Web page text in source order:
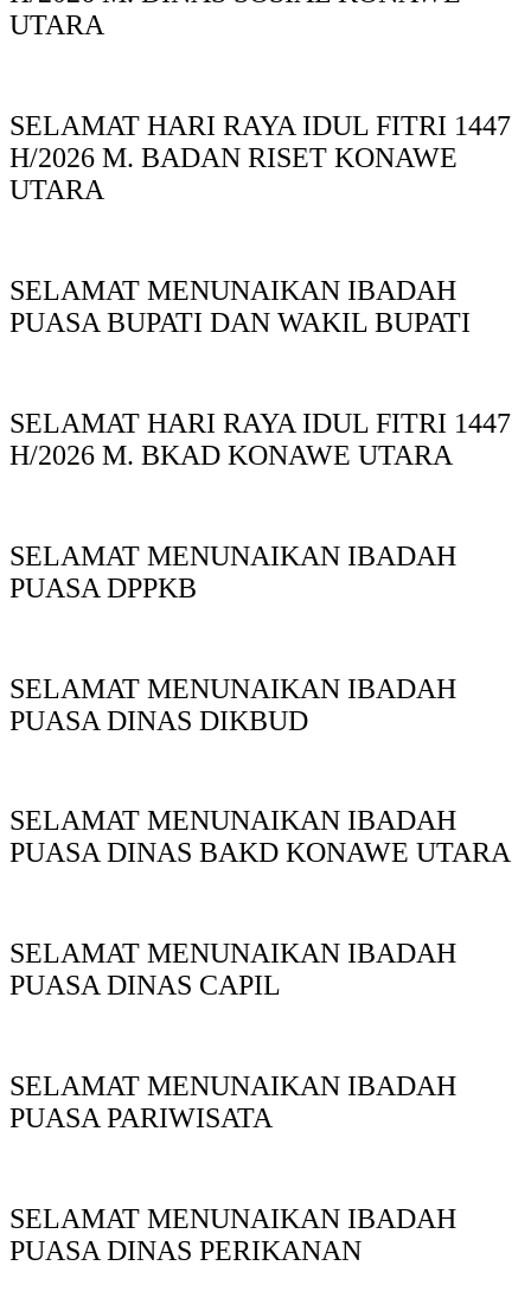
UTARA
SELAMAT HARI RAYA IDUL FITRI 1447
H/2026 M. BADAN RISET KONAWE
UTARA
SELAMAT MENUNAIKAN IBADAH
PUASA BUPATI DAN WAKIL BUPATI
SELAMAT HARI RAYA IDUL FITRI 1447
H/2026 M. BKAD KONAWE UTARA
SELAMAT MENUNAIKAN IBADAH
PUASA DPPKB
SELAMAT MENUNAIKAN IBADAH
PUASA DINAS DIKBUD
SELAMAT MENUNAIKAN IBADAH
PUASA DINAS BAKD KONAWE UTARA
SELAMAT MENUNAIKAN IBADAH
PUASA DINAS CAPIL
SELAMAT MENUNAIKAN IBADAH
PUASA PARIWISATA
SELAMAT MENUNAIKAN IBADAH
PUASA DINAS PERIKANAN